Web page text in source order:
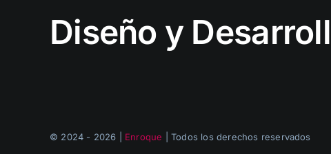
Diseño y
© 2024 - 2026 | Enroque | Todos los derechos reservados